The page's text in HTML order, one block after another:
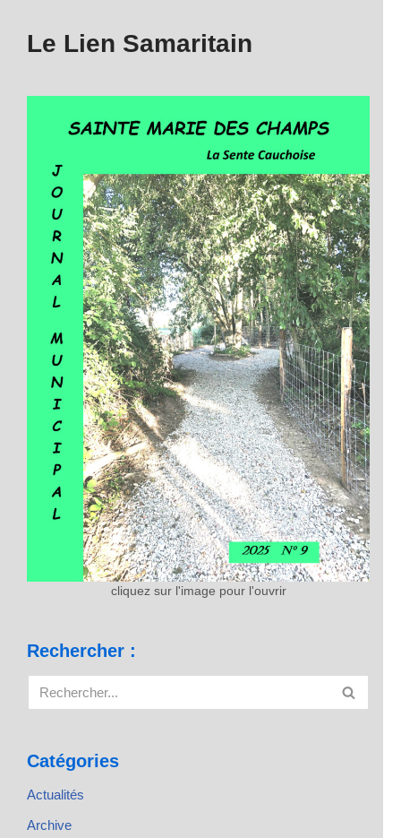
Le Lien Samaritain
cliquez sur l'image pour l'ouvrir
Rechercher :
Catégories
Actualités
Archive